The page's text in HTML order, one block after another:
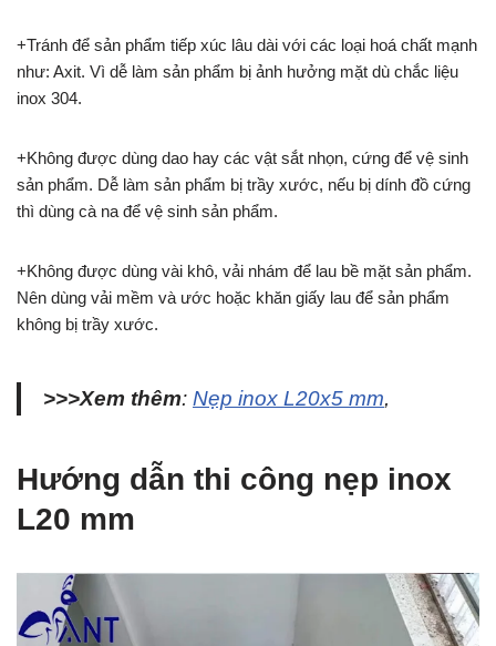
+Tránh để sản phẩm tiếp xúc lâu dài với các loại hoá chất mạnh
như: Axit. Vì dễ làm sản phẩm bị ảnh hưởng mặt dù chắc liệu
inox 304.
+Không được dùng dao hay các vật sắt nhọn, cứng để vệ sinh
sản phẩm. Dễ làm sản phẩm bị trầy xước, nếu bị dính đồ cứng
thì dùng cà na để vệ sinh sản phẩm.
+Không được dùng vài khô, vải nhám để lau bề mặt sản phẩm.
Nên dùng vải mềm và ước hoặc khăn giấy lau để sản phẩm
không bị trầy xước.
>>>Xem thêm: Nẹp inox L20x5 mm,
Hướng dẫn thi công nẹp inox
L20 mm